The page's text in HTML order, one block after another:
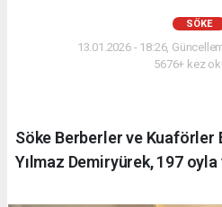
SÖKE
13.01.2026 - 18:26,
5676+ kez
Söke Berberler ve Kuaförler
Yılmaz Demiryürek, 197